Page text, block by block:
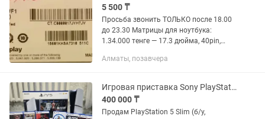
5 500 ₸
Просьба звонить ТОЛЬКО после 18.00
до 23.30 Матрицы для ноутбука:
1.34.000 тенге — 17.3 дюйма, 40pin,
(TL) (C1), разрешение Full HD
Алматы, позавчера
Игровая приставка Sony PlayStation 5 Slim
400 000 ₸
Продам PlayStation 5 Slim (б/у,